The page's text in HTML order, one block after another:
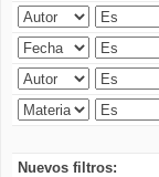
Nuevos filtros: